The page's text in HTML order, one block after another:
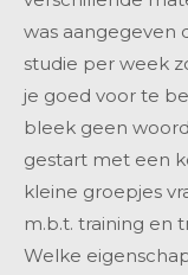
was aangegeven
studie per week
je goed voor te
bleek geen
gestart met een
kleine groepjes
m.b.t. training en
Welke